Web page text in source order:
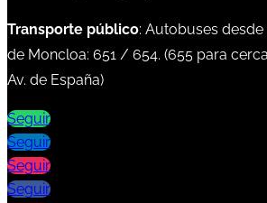
Transporte público: Autobuses
de Moncloa: 651 / 654. (655 para
Av. de España)
Seguir
Seguir
Seguir
Seguir